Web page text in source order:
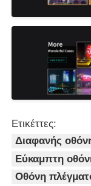
Ετικέττες:
Διαφανής
Εύκαμπτη
Οθόνη